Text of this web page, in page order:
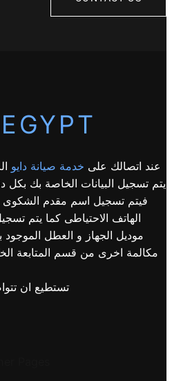
عند اتصالك على خدمة صيانة دايو
يتم تسجيل البيانات الخاصة بك
فيتم تسجيل اسم مقدم الشكوى
الهاتف الاحتياطى كما يتم
موديل الجهاز و العطل الموجود
مكالمة اخرى من قسم المتابعة
تستطيع ان